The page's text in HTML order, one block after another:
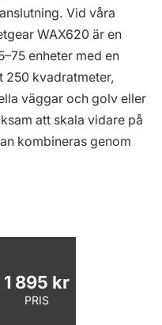
Vid våra
WAX620 är en
enheter med en
250 kvadratmeter,
väggar och golv eller
att skala vidare på
kombineras genom
1 895 kr
PRIS